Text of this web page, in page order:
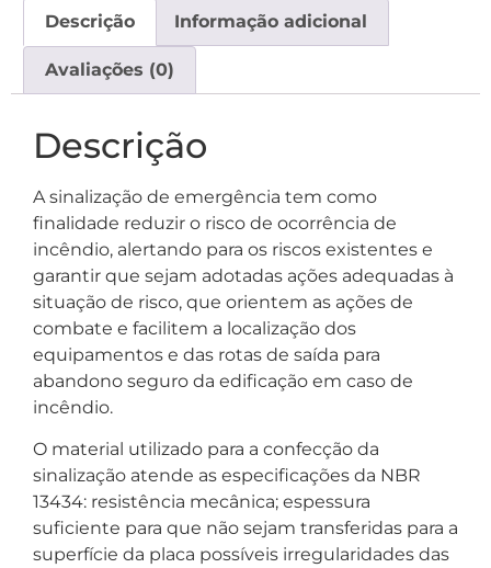
Descrição Informação adicional
Avaliações (0)
Descrição
A sinalização de emergência tem como
finalidade reduzir o risco de ocorrência de
incêndio, alertando para os riscos existentes e
garantir que sejam adotadas ações adequadas à
situação de risco, que orientem as ações de
combate e facilitem a localização dos
equipamentos e das rotas de saída para
abandono seguro da edificação em caso de
incêndio.
O material utilizado para a confecção da
sinalização atende as especificações da NBR
13434: resistência mecânica; espessura
suficiente para que não sejam transferidas para a
superfície da placa possíveis irregularidades das